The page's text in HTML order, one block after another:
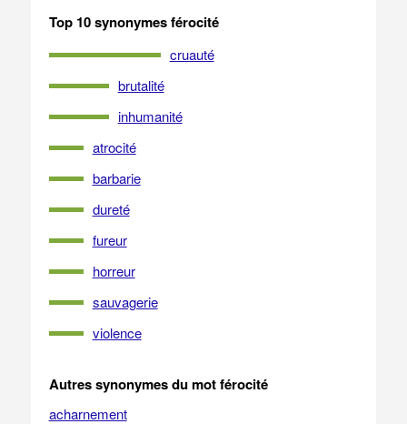
Top 10 synonymes férocité
cruauté
brutalité
inhumanité
atrocité
barbarie
dureté
fureur
horreur
sauvagerie
violence
Autres synonymes du mot férocité
acharnement